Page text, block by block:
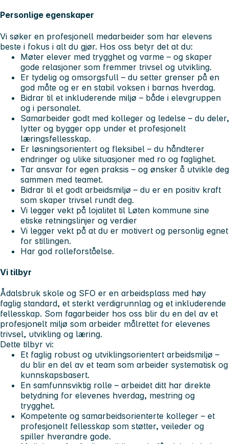
Personlige egenskaper
Vi søker en profesjonell medarbeider som har elevens
beste i fokus i alt du gjør. Hos oss betyr det at du:
Møter elever med trygghet og varme – og skaper
gode relasjoner som fremmer trivsel og utvikling.
Er tydelig og omsorgsfull – du setter grenser på en
god måte og er en stabil voksen i barnas hverdag.
Bidrar til et inkluderende miljø – både i elevgruppen
og i personalet.
Samarbeider godt med kolleger og ledelse – du deler,
lytter og bygger opp under et profesjonelt
læringsfellesskap.
Er løsningsorientert og fleksibel – du håndterer
endringer og ulike situasjoner med ro og faglighet.
Tar ansvar for egen praksis – og ønsker å utvikle deg
sammen med teamet.
Bidrar til et godt arbeidsmiljø – du er en positiv kraft
som skaper trivsel rundt deg.
Vi legger vekt på lojalitet til Løten kommune sine
etiske retningslinjer og verdier
Vi legger vekt på at du er motivert og personlig egnet
for stillingen.
Har god rolleforståelse.
Vi tilbyr
Ådalsbruk skole og SFO er en arbeidsplass med høy
faglig standard, et sterkt verdigrunnlag og et inkluderende
fellesskap. Som fagarbeider hos oss blir du en del av et
profesjonelt miljø som arbeider målrettet for elevenes
trivsel, utvikling og læring.
Dette tilbyr vi:
Et faglig robust og utviklingsorientert arbeidsmiljø –
du blir en del av et team som arbeider systematisk og
kunnskapsbasert.
En samfunnsviktig rolle – arbeidet ditt har direkte
betydning for elevenes hverdag, mestring og
trygghet.
Kompetente og samarbeidsorienterte kolleger – et
profesjonelt fellesskap som støtter, veileder og
spiller hverandre gode.